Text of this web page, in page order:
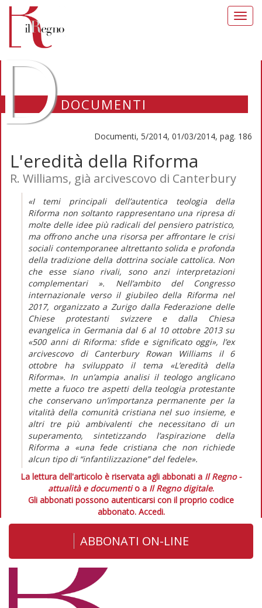
DOCUMENTI
Documenti, 5/2014, 01/03/2014, pag. 186
L'eredità della Riforma
R. Williams, già arcivescovo di Canterbury
«I temi principali dell’autentica teologia della
Riforma non soltanto rappresentano una ripresa di
molte delle idee più radicali del pensiero patristico,
ma offrono anche una risorsa per affrontare le crisi
sociali contemporanee altrettanto solida e profonda
della tradizione della dottrina sociale cattolica. Non
che esse siano rivali, sono anzi interpretazioni
complementari ». Nell’ambito del Congresso
internazionale verso il giubileo della Riforma nel
2017, organizzato a Zurigo dalla Federazione delle
Chiese protestanti svizzere e dalla Chiesa
evangelica in Germania dal 6 al 10 ottobre 2013 su
«500 anni di Riforma: sfide e significato oggi», l’ex
arcivescovo di Canterbury Rowan Williams il 6
ottobre ha sviluppato il tema «L’eredità della
Riforma». In un’ampia analisi il teologo anglicano
mette a fuoco tre aspetti della teologia protestante
che conservano un’importanza permanente per la
vitalità della comunità cristiana nel suo insieme, e
altri tre più ambivalenti che necessitano di un
superamento, sintetizzando l’aspirazione della
Riforma a «una fede cristiana che non richiede
alcun tipo di “infantilizzazione” del fedele».
La lettura dell'articolo è riservata agli abbonati a Il Regno -
attualità e documentio a Il Regno digitale.
Gli abbonati possono autenticarsi con il proprio codice
abbonato. Accedi.
ABBONATI ON-LINE